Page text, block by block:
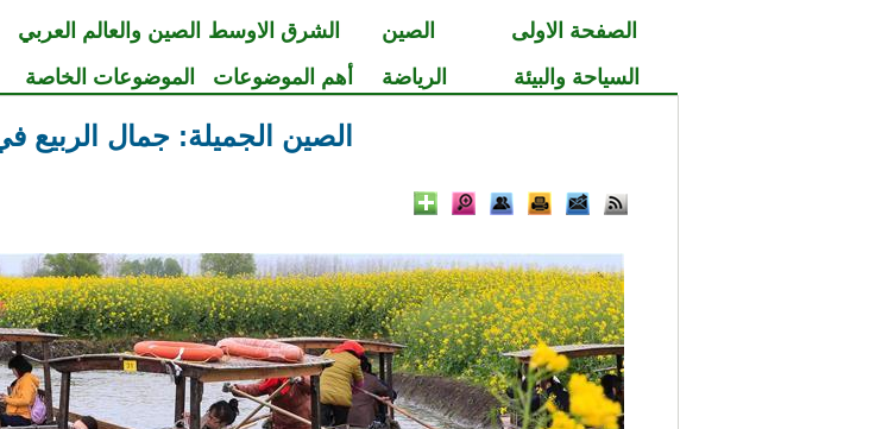
الصفحة الاولى الصين الشرق الاوسط الصين والعالم العربي
السياحة والبيئة
الرياضة أهم الموضوعات الموضوعات الخاصة
الصين الجميلة: جمال